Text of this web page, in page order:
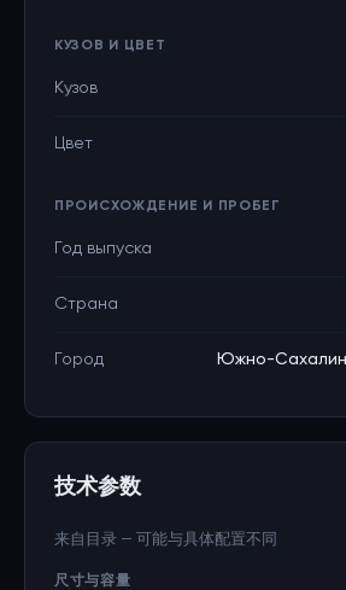
КУЗОВ И ЦВЕТ
Кузов
Цвет
ПРОИСХОЖДЕНИЕ И ПРОБЕГ
Год выпуска
Страна
Город Южно-
技术参数
来自目录 — 可能与具体配置不同
尺寸与容量